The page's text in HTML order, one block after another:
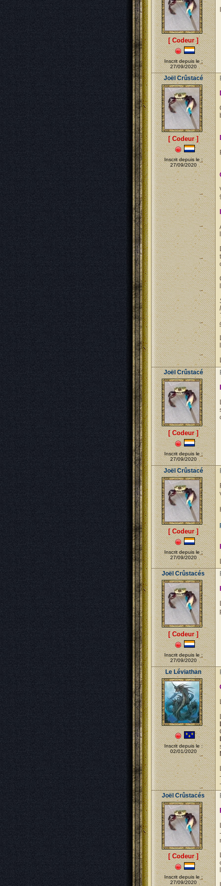
[ Codeur ]
Inscrit depuis le :
27/09/2020
Joël Crûstacé
[ Codeur ]
Inscrit depuis le :
27/09/2020
Joël Crûstacé
[ Codeur ]
Inscrit depuis le :
27/09/2020
Joël Crûstacé
[ Codeur ]
Inscrit depuis le :
27/09/2020
Joël Crûstacés
[ Codeur ]
Inscrit depuis le :
27/09/2020
Le Léviathan
Inscrit depuis le :
02/01/2020
Joël Crûstacés
[ Codeur ]
Inscrit depuis le :
27/09/2020